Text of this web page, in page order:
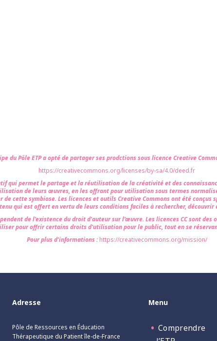
du Pôle ETP a opté de partager ses prodctions sous licence Creative
https://creativecommons.org/licenses/by-sa/4.0/deed.fr
qui permet le partage et la réutilisation de la créativité et des
de leurs œuvres, en les offrant pour utilisation sous termes
cette symbiose. Les licences et outils Creative Commons ont été conçus
qui est offert en vertu de leurs conditions faciles à rechercher, découvrir
de l’existence du droit d’auteur sur l’œuvre. Les licences CC sont
pour offrir certains droits d’utilisation pour le public, tout en se
Pour plus d’informations : https://creativecommons.org/mission/
Adresse
Pôle de Ressources en Éducation
Thérapeutique du Patient île-de-France
Menu
Comprendre